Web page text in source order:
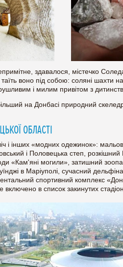
здавалося, містечко
воно під собою: соляні шахти
і милим привітом з
на Донбасі природний
ОБЛАСТІ
і інших «модних одежинок»:
і Половецька степ, розкішний
«Кам'яні могили», затишний
в Маріуполі, сучасний
спортивний комплекс
в список закинутих